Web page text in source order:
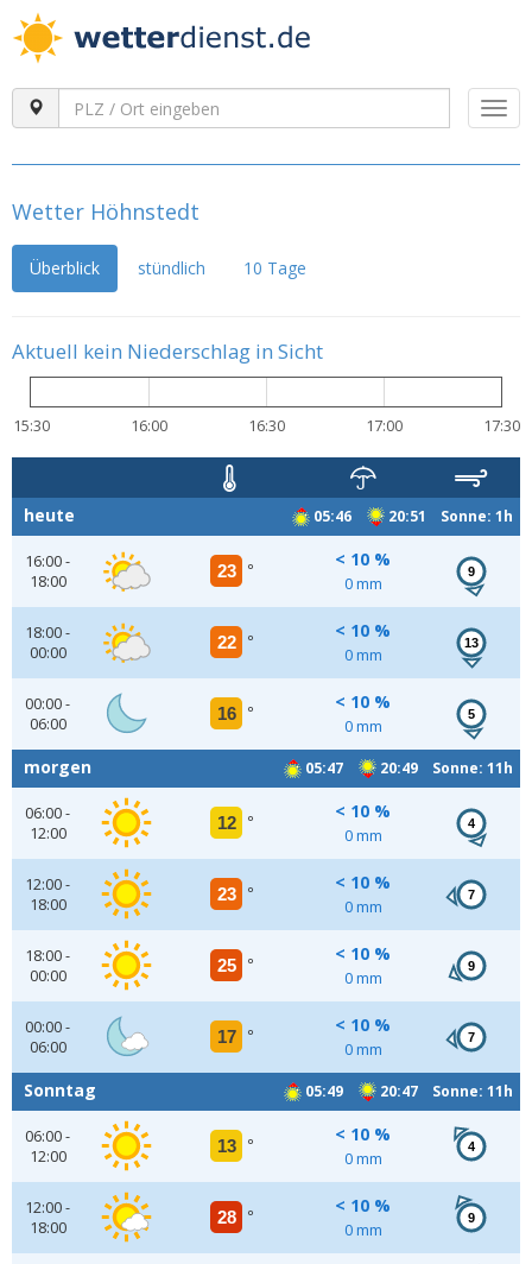
Wetter Höhnstedt
Überblick stündlich 10 Tage
Aktuell kein Niederschlag in Sicht
15:30 16:00 16:30 17:00 17:30
05:46 20:51 Sonne: 1h
heute
16:00 -
18:00
23 °
< 10 %
0 mm
9
18:00 -
00:00
22 °
< 10 %
0 mm
13
00:00 -
06:00
16 °
< 10 %
0 mm
5
05:47 20:49 Sonne: 11h
morgen
06:00 -
12:00
12 °
< 10 %
0 mm
4
12:00 -
18:00
23 °
< 10 %
0 mm
7
18:00 -
00:00
25 °
< 10 %
0 mm
9
00:00 -
06:00
17 °
< 10 %
0 mm
7
05:49 20:47 Sonne: 11h
Sonntag
06:00 -
12:00
13 °
< 10 %
0 mm
4
12:00 -
18:00
28 °
< 10 %
0 mm
9